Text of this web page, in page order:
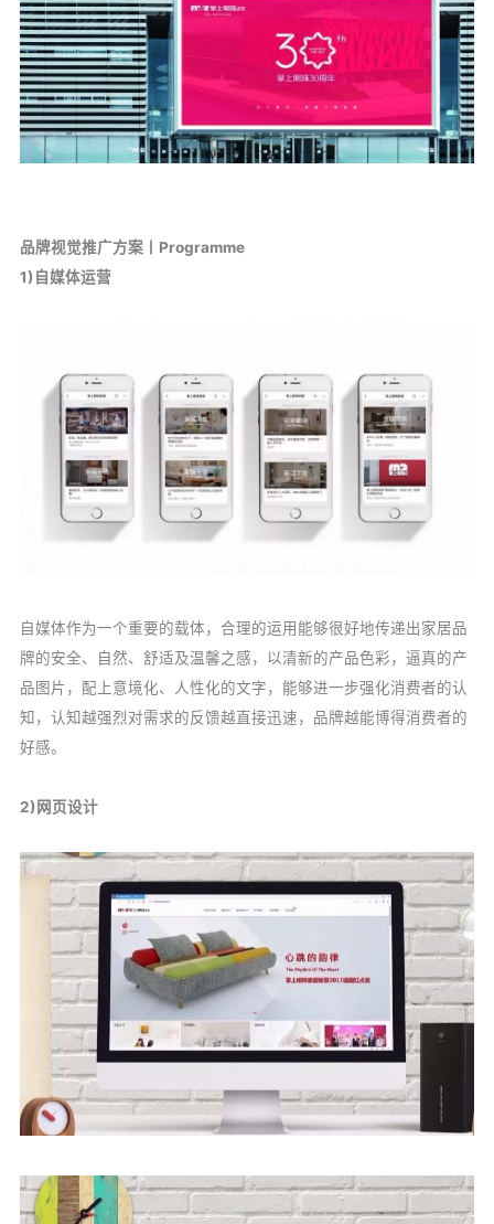
品牌视觉推广方案丨Programme
1)自媒体运营
自媒体作为一个重要的载体，合理的运用能够很好地传递出家居品
牌的安全、自然、舒适及温馨之感，以清新的产品色彩，逼真的产
品图片，配上意境化、人性化的文字，能够进一步强化消费者的认
知，认知越强烈对需求的反馈越直接迅速，品牌越能博得消费者的
好感。
2)网页设计